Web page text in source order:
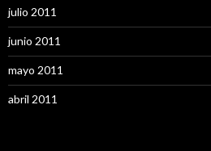
julio 2011
junio 2011
mayo 2011
abril 2011